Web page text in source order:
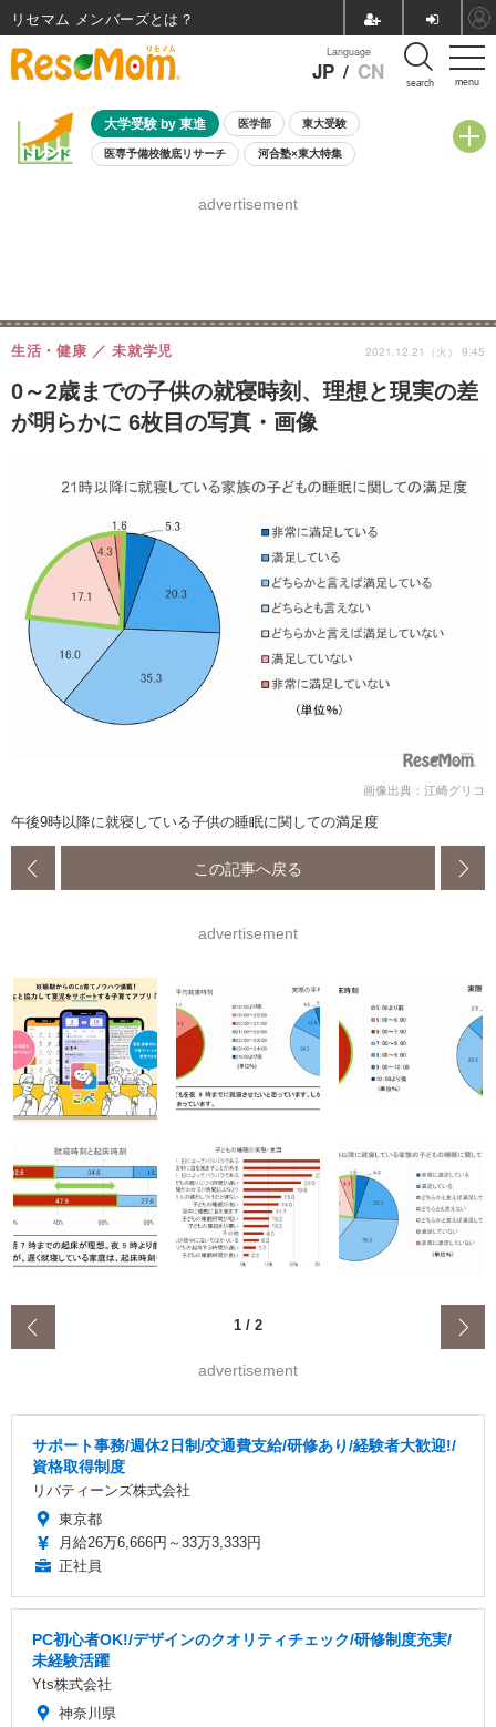
menu
Language
JP / CN search
大学受験 by 東進 医学部 東大受験
医専予備校徹底リサーチ 河合塾×東大特集
8月開催学校説明会・相談会
advertisement
0～2歳までの子供の就寝時刻、理想と現実の差
が明らかに 6枚目の写真・画像
生活・健康 未就学児 2021.12.21（火） 9:45
画像出典：江崎グリコ
午後9時以降に就寝している子供の睡眠に関しての満足度
この記事へ戻る
advertisement
1 / 2
advertisement
サポート事務/週休2日制/交通費支給/研修あり/経験者大歓迎!/
資格取得制度
リバティーンズ株式会社
東京都
月給26万6,666円～33万3,333円
正社員
PC初心者OK!/デザインのクオリティチェック/研修制度充実/
未経験活躍
Yts株式会社
神奈川県
リセマム メンバーズ